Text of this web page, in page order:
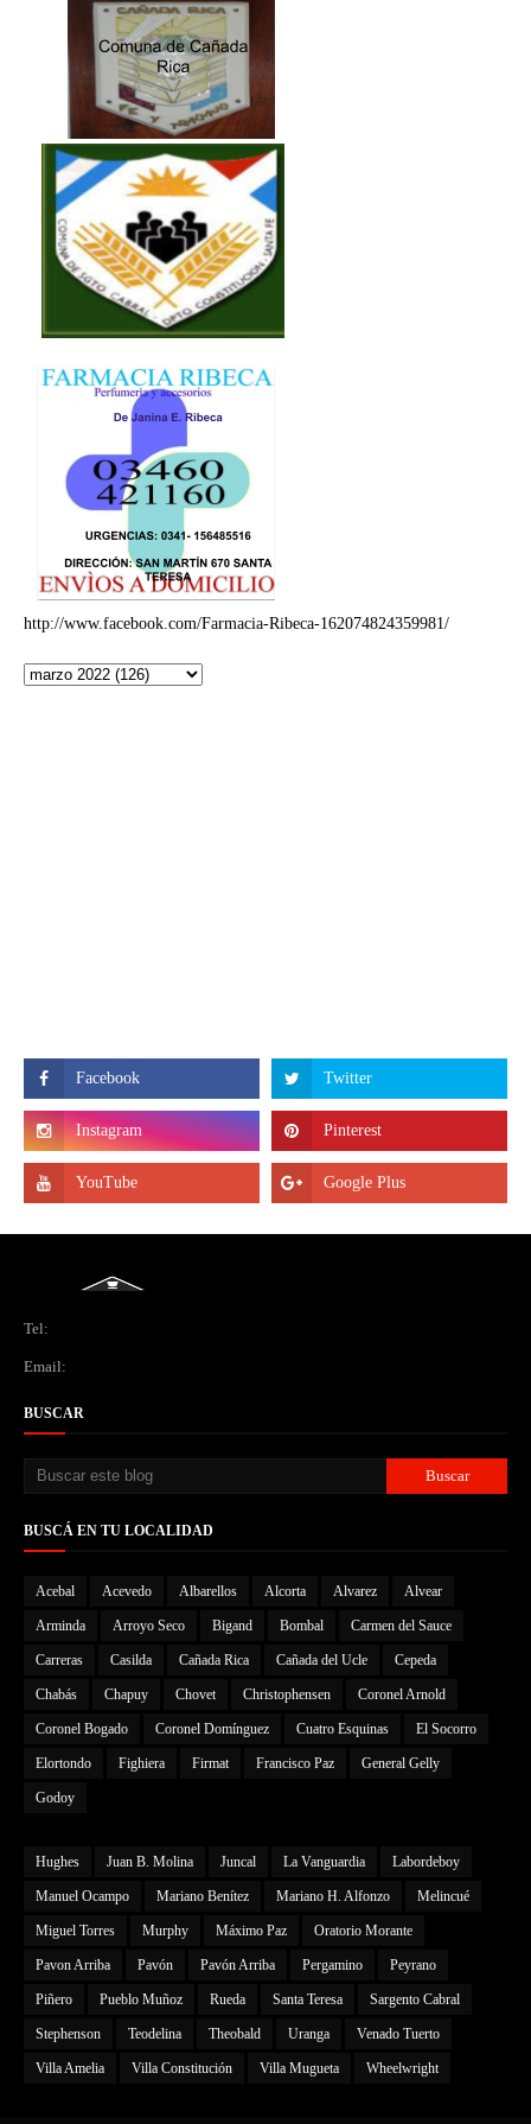
http://www.facebook.com/Farmacia-Ribeca-162074824359981/
Tel:
Email:
BUSCAR
BUSCÁ EN TU LOCALIDAD
Acebal Acevedo Albarellos Alcorta Alvarez Alvear
Arminda Arroyo Seco Bigand Bombal Carmen del Sauce
Carreras Casilda Cañada Rica Cañada del Ucle Cepeda
Chabás Chapuy Chovet Christophensen Coronel Arnold
Coronel Bogado Coronel Domínguez Cuatro Esquinas El Socorro
Elortondo Fighiera Firmat Francisco Paz General Gelly
Godoy
Hughes Juan B. Molina Juncal La Vanguardia Labordeboy
Manuel Ocampo Mariano Benítez Mariano H. Alfonzo Melincué
Miguel Torres Murphy Máximo Paz Oratorio Morante
Pavon Arriba Pavón Pavón Arriba Pergamino Peyrano
Piñero Pueblo Muñoz Rueda Santa Teresa Sargento Cabral
Stephenson Teodelina Theobald Uranga Venado Tuerto
Villa Amelia Villa Constitución Villa Mugueta Wheelwright